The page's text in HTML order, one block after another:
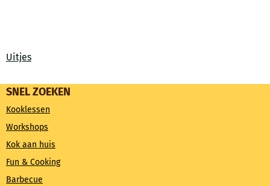
Uitjes
SNEL ZOEKEN
Kooklessen
Workshops
Kok aan huis
Fun & Cooking
Barbecue